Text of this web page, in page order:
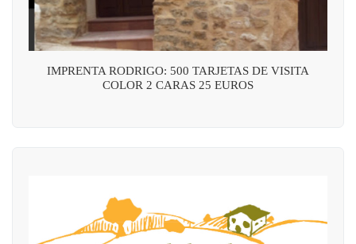
IMPRENTA RODRIGO: 500 TARJETAS DE VISITA
COLOR 2 CARAS 25 EUROS